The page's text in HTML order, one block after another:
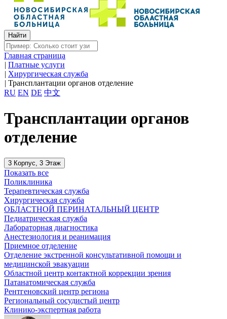
Главная страница
| Платные услуги
| Хирургическая служба
| Трансплантации органов отделение
RU EN DE 中文
Трансплантации органов
отделение
3 Корпус, 3 Этаж
Показать все
Поликлиника
Терапевтическая служба
Хирургическая служба
ОБЛАСТНОЙ ПЕРИНАТАЛЬНЫЙ ЦЕНТР
Педиатрическая служба
Лабораторная диагностика
Анестезиология и реанимация
Приемное отделение
Отделение экстренной консультативной помощи и
медицинской эвакуации
Областной центр контактной коррекции зрения
Патанатомическая служба
Рентгеновский центр региона
Региональный сосудистый центр
Клинико-экспертная работа